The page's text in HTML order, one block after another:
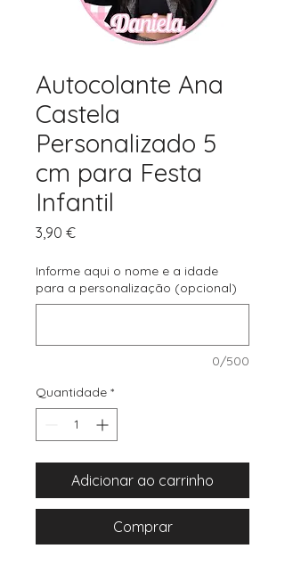
Autocolante Ana
Castela
Personalizado 5
cm para Festa
Infantil
3,90 €Preço
Informe aqui o nome e a idade
para a personalização (opcional)
0/500
Quantidade *
Adicionar ao carrinho
Comprar